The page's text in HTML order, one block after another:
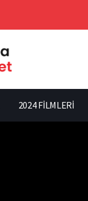
2024 FİLMLERİ